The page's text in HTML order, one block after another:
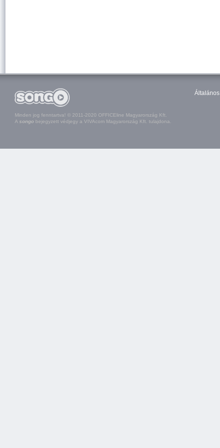
Minden jog fenntartva! © 2011-2020 OFFICEline Magyarország Kft.
A songo bejegyzett védjegy a VIVAcom Magyarország Kft. tulajdona.